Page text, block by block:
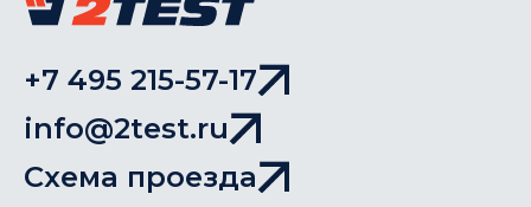
+7 495 215-57-17
info@2test.ru
Схема проезда